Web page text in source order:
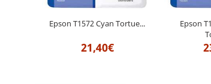
Epson T1572 Cyan Tortue...
21,40€
Epson